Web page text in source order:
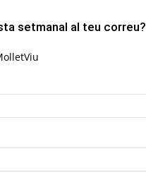
setmanal al teu correu?